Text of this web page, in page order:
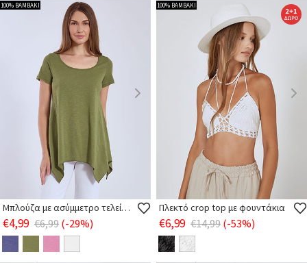
100% ΒΑΜΒΑΚΙ
Μπλούζα με ασύμμετρο τελείωμα
€4,99 €6,99 (-29%)
100% ΒΑΜΒΑΚΙ
Πλεκτό crop top με φουντάκια
€6,99 €14,99 (-53%)